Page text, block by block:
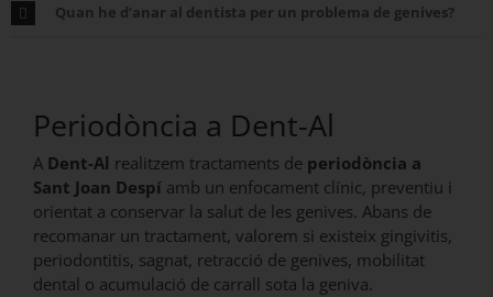
Quan he d’anar al dentista per un problema de genives?
Periodòncia a Dent-Al
A Dent-Al realitzem tractaments de periodòncia a
Sant Joan Despíamb un enfocament clínic, preventiu i
orientat a conservar la salut de les genives. Abans de
recomanar un tractament, valorem si existeix gingivitis,
periodontitis, sagnat, retracció de genives, mobilitat
dental o acumulació de carrall sota la geniva.